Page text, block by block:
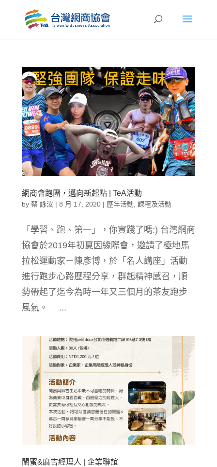
網商會跑團，邁向新起點 | TeA活動
by 蔡 詠汝| 8 月 17, 2020| 歷年活動 課程及活動
「學習、跑、第一」，你實踐了嗎:) 台灣網商
協會於2019年初夏因緣際會，邀請了極地馬
拉松運動家－陳彥博，於「名人講座」活動
進行跑步心路歷程分享，群起精神感召，順
勢帶起了迄今為時一年又三個月的茶友跑步
風氣。 ...
閨蜜&麻吉經理人 | 企業聯誼